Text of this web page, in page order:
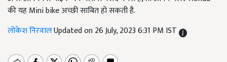
की यह Mini bike अच्छी साबित हो सकती है.
लोकेश निरवालUpdated on 26 July, 2023 6:31 PM IST